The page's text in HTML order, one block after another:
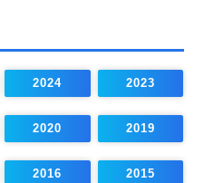
2024 2023
2020 2019
2016 2015